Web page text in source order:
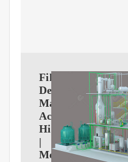
Filtro
De
Malla
Aceite
Hidráulico
|
MercadoLibre